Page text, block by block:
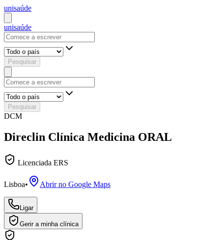
unisaúde
unisaúde
Pesquisar
Pesquisar
DCM
Direclin Clínica Medicina ORAL
Licenciada ERS
Lisboa• Abrir no Google Maps
Ligar
Gerir a minha clínica